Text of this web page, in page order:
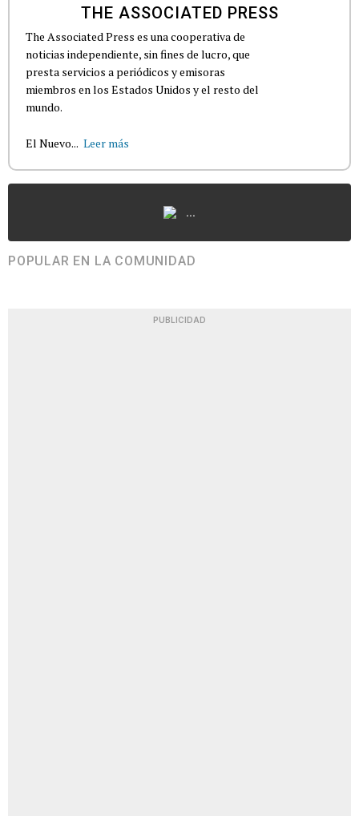
THE ASSOCIATED PRESS
The Associated Press es una cooperativa de
noticias independiente, sin fines de lucro, que
presta servicios a periódicos y emisoras
miembros en los Estados Unidos y el resto del
mundo.
El Nuevo... Leer más
...
POPULAR EN LA COMUNIDAD
PUBLICIDAD